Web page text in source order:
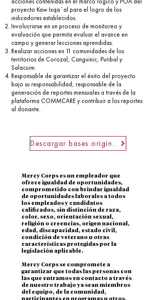
proyecto Kaw Ixqa´al para el logro de los
indicadores establecidos.
Involucrarse en un proceso de monitoreo y
evaluación que permita evaluar el avance en
campo y generar lecciones aprendidas.
Realizar acciones en 11 comunidades de los
territorios de Corozal, Canguinic, Puribal y
Salacuim.
Responsable de garantizar el éxito del proyecto
bajo su responsabilidad; responsable de la
generación de reportes mensuales a través de la
plataforma COMMCARE y contribuir a los reportes
al donante.
Descargar bases originales
Mercy Corps es un empleador que
ofrece igualdad de oportunidades,
comprometido con brindar igualdad
de oportunidades laborales a todos
los empleados y candidatos
calificados, sin distinción de raza,
color, sexo, orientación sexual,
religión o creencias, origen nacional,
edad, discapacidad, estado civil,
condición de veterano u otras
características protegidas por la
legislación aplicable.
Mercy Corps se compromete a
garantizar que todas las personas con
las que entramos en contacto a través
de nuestro trabajo ya sean miembros
del equipo, de la comunidad,
participantes en programas u otros,